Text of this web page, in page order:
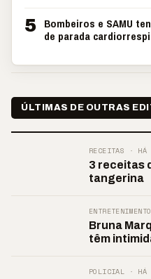
5 Bombeiros e SAMU
de parada
ÚLTIMAS DE OUTRAS
RECEITAS ·
3 receitas
tangerina
Bruna
têm
POLICIAL · HÁ